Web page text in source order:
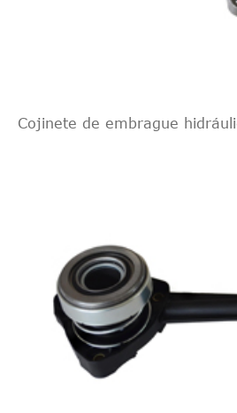
Cojinete de embrague